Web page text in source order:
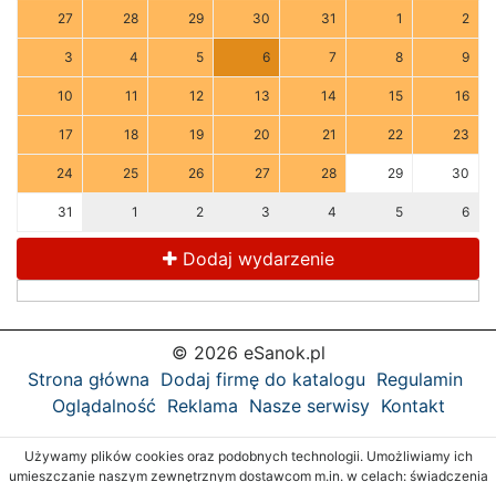
27 28 29 30 31 1 2
3 4 5 6 7 8 9
10 11 12 13 14 15 16
17 18 19 20 21 22 23
24 25 26 27 28 29 30
31 1 2 3 4 5 6
Dodaj wydarzenie
© 2026 eSanok.pl
Strona główna Dodaj firmę do katalogu Regulamin
Oglądalność Reklama Nasze serwisy Kontakt
Używamy plików cookies oraz podobnych technologii. Umożliwiamy ich
umieszczanie naszym zewnętrznym dostawcom m.in. w celach: świadczenia